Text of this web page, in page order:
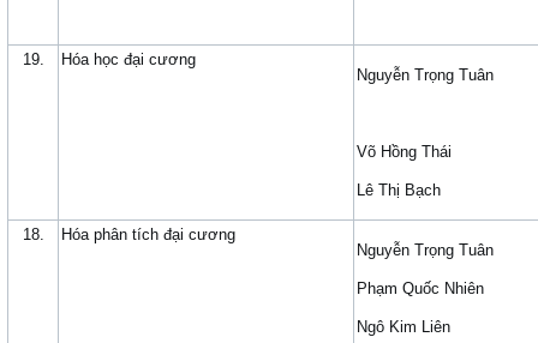
19.
Hóa học đại cương
Nguyễn Trọng Tuân
Võ Hồng Thái
Lê Thị Bạch
18.
Hóa phân tích đại cương
Nguyễn Trọng Tuân
Phạm Quốc Nhiên
Ngô Kim Liên